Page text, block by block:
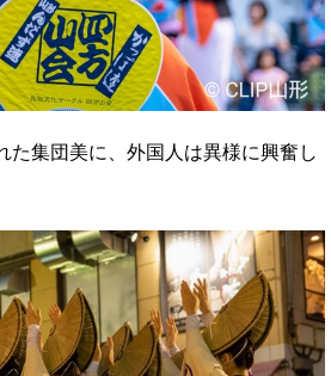
た集団美に、外国人は異様に興奮し